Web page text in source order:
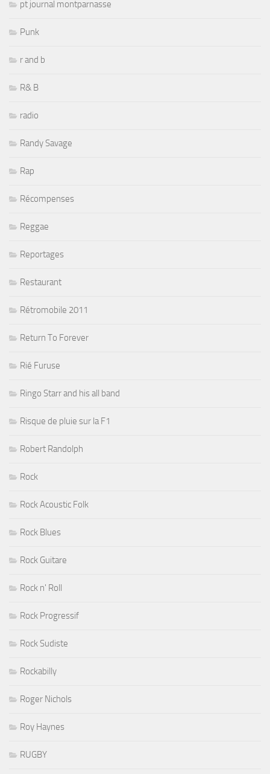
pt journal montparnasse
Punk
r and b
R& B
radio
Randy Savage
Rap
Récompenses
Reggae
Reportages
Restaurant
Rétromobile 2011
Return To Forever
Rié Furuse
Ringo Starr and his all band
Risque de pluie sur la F1
Robert Randolph
Rock
Rock Acoustic Folk
Rock Blues
Rock Guitare
Rock n' Roll
Rock Progressif
Rock Sudiste
Rockabilly
Roger Nichols
Roy Haynes
RUGBY